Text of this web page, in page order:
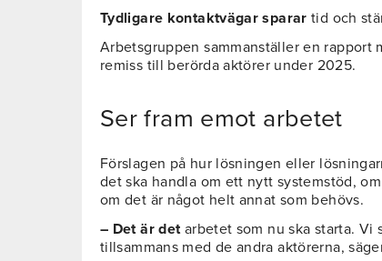
Tydligare kontaktvägar sparar tid och
Arbetsgruppen sammanställer en rapport
remiss till berörda aktörer under 2025.
Ser fram emot arbetet
Förslagen på hur lösningen eller
det ska handla om ett nytt systemstöd,
om det är något helt annat som behövs.
– Det är detarbetet som nu ska starta. Vi
tillsammans med de andra aktörerna,